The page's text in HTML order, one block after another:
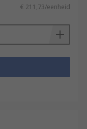
€ 211,73/eenheid